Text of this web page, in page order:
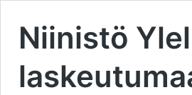
Niinistö